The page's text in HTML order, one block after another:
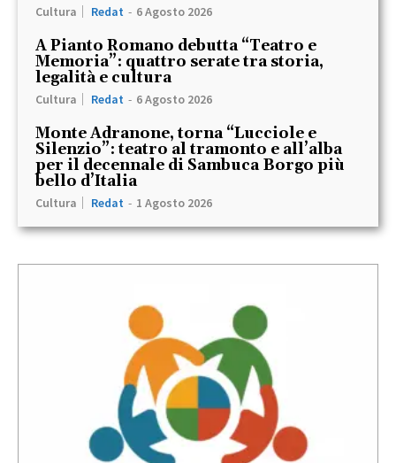
Cultura Redat - 6 Agosto 2026
A Pianto Romano debutta “Teatro e
Memoria”: quattro serate tra storia,
legalità e cultura
Cultura Redat - 6 Agosto 2026
Monte Adranone, torna “Lucciole e
Silenzio”: teatro al tramonto e all’alba
per il decennale di Sambuca Borgo più
bello d’Italia
Cultura Redat - 1 Agosto 2026